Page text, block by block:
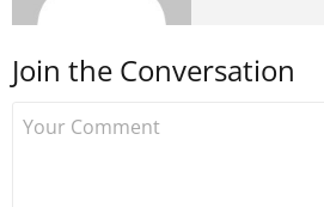
kurdu.
Join the Conversation